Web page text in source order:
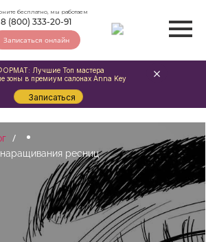
бесплатно, мы работаем
8 (800) 333-20-91
Записаться онлайн
ресниц
Лучшие Топ мастера
зоны в премиум салонах Anna Key
Записаться